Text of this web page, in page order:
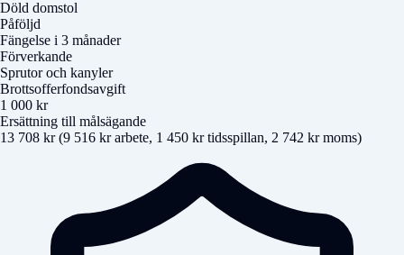
Döld domstol
Påföljd
Fängelse i 3 månader
Förverkande
Sprutor och kanyler
Brottsofferfondsavgift
1 000 kr
Ersättning till målsägande
13 708 kr (9 516 kr arbete, 1 450 kr tidsspillan, 2 742 kr moms)